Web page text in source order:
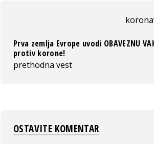
Prva zemlja Evrope uvodi OBAVEZNU
protiv korone!
prethodna vest
OSTAVITE KOMENTAR